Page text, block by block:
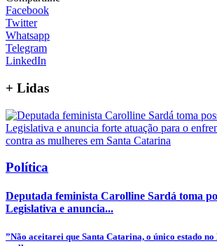
Facebook
Twitter
Whatsapp
Telegram
LinkedIn
+ Lidas
Política
Deputada feminista Carolline Sardá toma
Legislativa e anuncia...
”Não aceitarei que Santa Catarina, o único estado